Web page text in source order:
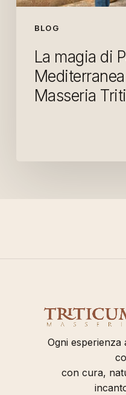
BLOG
La magia di
Masseria
Ogni esperienza
con cura,